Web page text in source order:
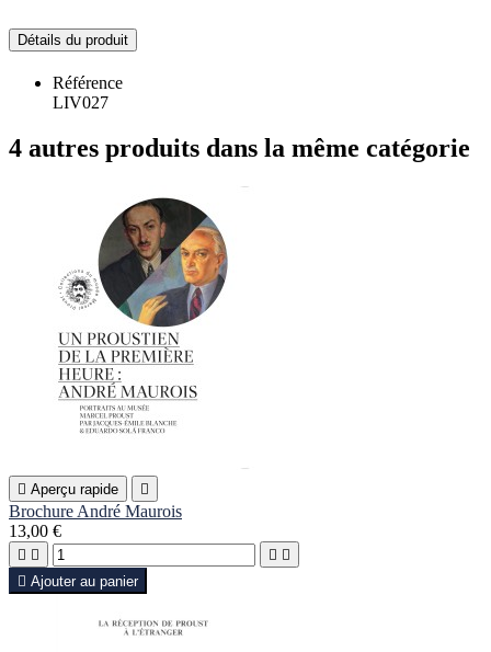
Détails du produit
Référence
LIV027
4 autres produits dans la même catégorie
 Aperçu rapide 
Brochure André Maurois
13,00 €
   
 Ajouter au panier